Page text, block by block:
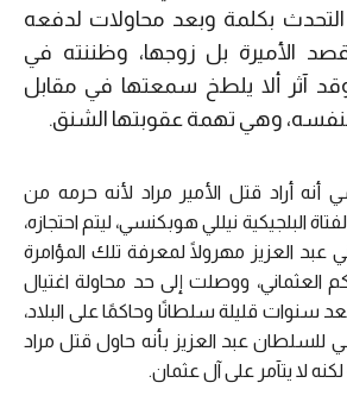
بكلمة وبعد محاولات لدفعه
الأميرة بل زوجها، وظننته في
آثر ألا يلطخ سمعتها في مقابل
وهي تهمة عقوبتها الشنق.
أراد قتل الأمير مراد لأنه حرمه من
البلجيكية نيللي هوبكنسي، ليتم احتجازه،
عبد العزيز مهرولًا لمعرفة تلك المؤامرة
العثماني، ووصلت إلى حد محاولة اغتيال
سنوات قليلة سلطانًا وحاكمًا على البلاد،
عبد العزيز بأنه حاول قتل مراد
لا يتآمر على آل عثمان.